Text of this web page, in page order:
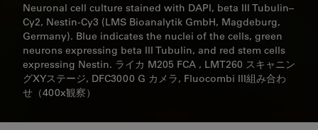
Neuronal cell culture stained with DAPI, beta III Tubulin–
Cy2, Nestin-Cy3 (LMS Bioanalytik GmbH, Magdeburg,
Germany). Blue indicates the nuclei of the cells, green
neurons expressing beta III Tubulin, and red stem cells
expressing Nestin. ライカ M205 FCA , LMT260 スキャニン
グXYステージ, DFC3000 G カメラ, Fluocombi III組み合わ
せ（400x観察）